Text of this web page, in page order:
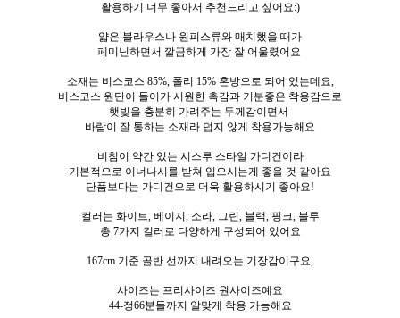
활용하기 너무 좋아서 추천드리고 싶어요:)
얇은 블라우스나 원피스류와 매치했을 때가
페미닌하면서 깔끔하게 가장 잘 어울렸어요
소재는 비스코스 85%, 폴리 15% 혼방으로 되어 있는데요,
비스코스 원단이 들어가 시원한 촉감과 기분좋은 착용감으로
햇빛을 충분히 가려주는 두께감이면서
바람이 잘 통하는 소재라 덥지 않게 착용가능해요
비침이 약간 있는 시스루 스타일 가디건이라
기본적으로 이너나시를 받쳐 입으시는게 좋을 것 같아요
단품보다는 가디건으로 더욱 활용하시기 좋아요!
컬러는 화이트, 베이지, 소라, 그린, 블랙, 핑크, 블루
총 7가지 컬러로 다양하게 구성되어 있어요
167cm 기준 골반 선까지 내려오는 기장감이구요,
사이즈는 프리사이즈 원사이즈예요
44-정66분들까지 알맞게 착용 가능해요